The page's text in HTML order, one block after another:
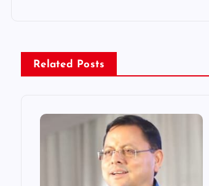
n
a
Related Posts